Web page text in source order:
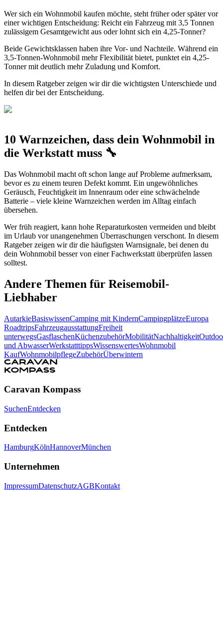
Wer sich ein Wohnmobil kaufen möchte, steht früher oder später vor
einer wichtigen Entscheidung: Reicht ein Fahrzeug mit 3,5 Tonnen
zulässigem Gesamtgewicht aus oder lohnt sich ein 4,25-Tonner?
Beide Gewichtsklassen haben ihre Vor- und Nachteile. Während ein
3,5-Tonnen-Wohnmobil mehr Flexibilität bietet, punktet ein 4,25-
Tonner mit deutlich mehr Zuladung und Komfort.
In diesem Ratgeber zeigen wir dir die wichtigsten Unterschiede und
helfen dir bei der Entscheidung.
10 Warnzeichen, dass dein Wohnmobil in
die Werkstatt muss 🔧
Das Wohnmobil macht oft schon lange auf Probleme aufmerksam,
bevor es zu einem teuren Defekt kommt. Ein ungewöhnliches
Geräusch, Feuchtigkeit im Innenraum oder eine schwächelnde
Batterie – viele kleine Warnzeichen werden im Alltag einfach
übersehen.
Wer früh reagiert, kann hohe Reparaturkosten vermeiden und bleibt
im Urlaub vor unangenehmen Überraschungen verschont. In diesem
Ratgeber zeigen wir dir die häufigsten Warnsignale, bei denen du
dein Wohnmobil besser von einer Fachwerkstatt überprüfen lassen
solltest.
Andere Themen für Reisemobil-
Liebhaber
AutarkieBasiswissenCamping mit KindernCampingplätzeEuropa
RoadtripsFahrzeugausstattungFreiheit
unterwegsGasflaschenKüchenzubehörMobilitätNachhaltigkeit
und AbwasserWerkstatttippsWissenswertesWohnmobil
KaufWohnmobilpflegeZubehörÜberwintern
Caravan Kompass
SuchenEntdecken
Entdecken
HamburgKölnHannoverMünchen
Unternehmen
ImpressumDatenschutzAGBKontakt